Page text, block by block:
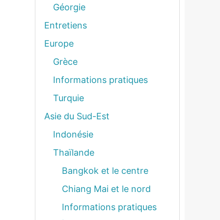
Géorgie
Entretiens
Europe
Grèce
Informations pratiques
Turquie
Asie du Sud-Est
Indonésie
Thaïlande
Bangkok et le centre
Chiang Mai et le nord
Informations pratiques